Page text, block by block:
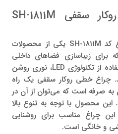
کاربرد چراغ خطی روکار سقفی SH-1811M
چراغ خطی روکار سقفی شعاع کد SH-1811M یکی از محصولات
زیباسازی فضاهای داخلی
مناسب است. این چراغ با استفاده از تکنولوژی LED، نوری روشن
چراغ خطی روکار سقفی یک راه
صرفه است که می‌توان از آن در
این محصول با توجه به تنوع بالا
چراغ مناسب برای روشنایی
و خانگی است.